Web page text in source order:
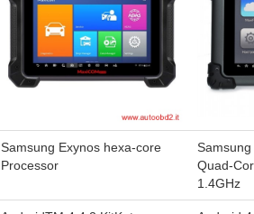
Samsung Exynos hexa-core
Processor
Quad-
1.4GHz